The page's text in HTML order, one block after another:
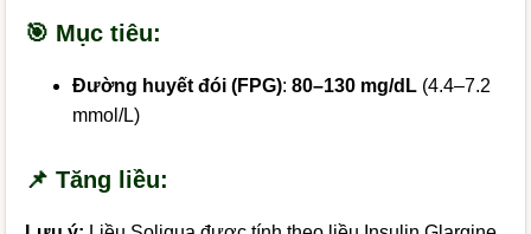
🎯 Mục tiêu:
Đường huyết đói (FPG):80–130 mg/dL (4.4–7.2
mmol/L)
📌 Tăng liều: